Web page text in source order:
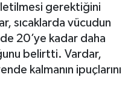
gerektiğini
sıcaklarda vücudun
20’ye kadar daha
belirtti. Vardar,
kalmanın ipuçlarını